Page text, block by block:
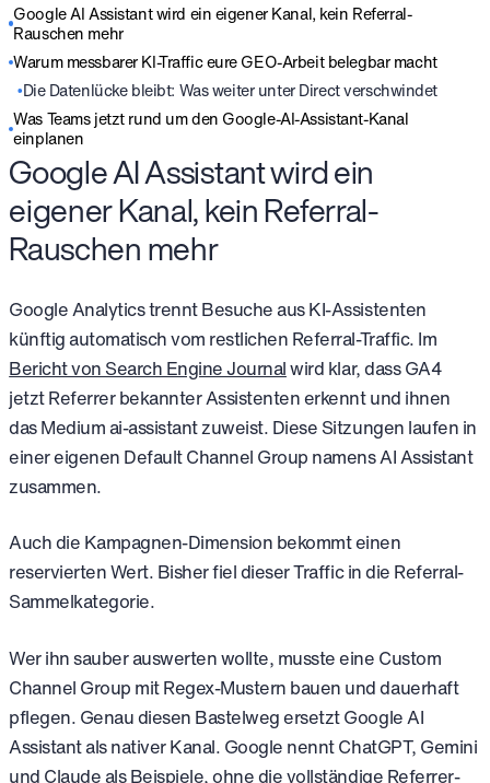
Google AI Assistant wird ein eigener Kanal, kein Referral-
Rauschen mehr
Warum messbarer KI-Traffic eure GEO-Arbeit belegbar macht
Die Datenlücke bleibt: Was weiter unter Direct verschwindet
Was Teams jetzt rund um den Google-AI-Assistant-Kanal
einplanen
Google AI Assistant wird ein
eigener Kanal, kein Referral-
Rauschen mehr
Google Analytics trennt Besuche aus KI-Assistenten
künftig automatisch vom restlichen Referral-Traffic. Im
Bericht von Search Engine Journalwird klar, dass GA4
jetzt Referrer bekannter Assistenten erkennt und ihnen
das Medium ai-assistant zuweist. Diese Sitzungen laufen in
einer eigenen Default Channel Group namens AI Assistant
zusammen.
Auch die Kampagnen-Dimension bekommt einen
reservierten Wert. Bisher fiel dieser Traffic in die Referral-
Sammelkategorie.
Wer ihn sauber auswerten wollte, musste eine Custom
Channel Group mit Regex-Mustern bauen und dauerhaft
pflegen. Genau diesen Bastelweg ersetzt Google AI
Assistant als nativer Kanal. Google nennt ChatGPT, Gemini
und Claude als Beispiele, ohne die vollständige Referrer-